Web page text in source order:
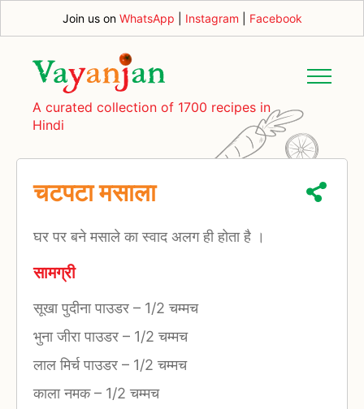
Join us on WhatsApp Instagram Facebook
A curated collection of 1700 recipes in
Hindi
चटपटा मसाला
घर पर बने मसाले का स्वाद अलग ही होता है ।
सामग्री
सूखा पुदीना पाउडर – 1/2 चम्मच
भुना जीरा पाउडर – 1/2 चम्मच
लाल मिर्च पाउडर – 1/2 चम्मच
काला नमक– 1/2 चम्मच